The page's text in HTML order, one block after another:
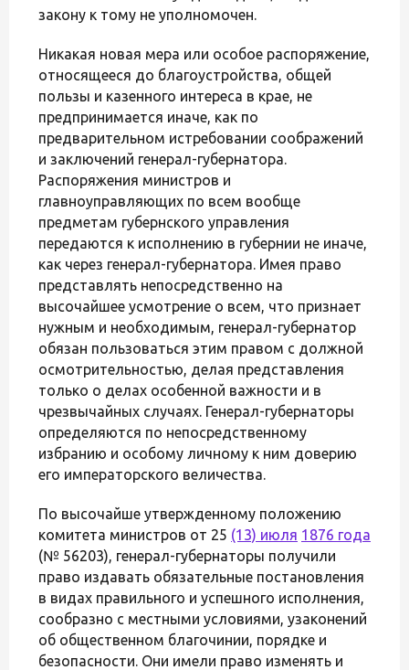
закону к тому не уполномочен.
Никакая новая мера или особое распоряжение,
относящееся до благоустройства, общей
пользы и казенного интереса в крае, не
предпринимается иначе, как по
предварительном истребовании соображений
и заключений генерал-губернатора.
Распоряжения министров и
главноуправляющих по всем вообще
предметам губернского управления
передаются к исполнению в губернии не иначе,
как через генерал-губернатора. Имея право
представлять непосредственно на
высочайшее усмотрение о всем, что признает
нужным и необходимым, генерал-губернатор
обязан пользоваться этим правом с должной
осмотрительностью, делая представления
только о делах особенной важности и в
чрезвычайных случаях. Генерал-губернаторы
определяются по непосредственному
избранию и особому личному к ним доверию
его императорского величества.
По высочайше утвержденному положению
комитета министров от 25 (13) июля 1876 года
(№ 56203), генерал-губернаторы получили
право издавать обязательные постановления
в видах правильного и успешного исполнения,
сообразно с местными условиями, узаконений
об общественном благочинии, порядке и
безопасности. Они имели право изменять и